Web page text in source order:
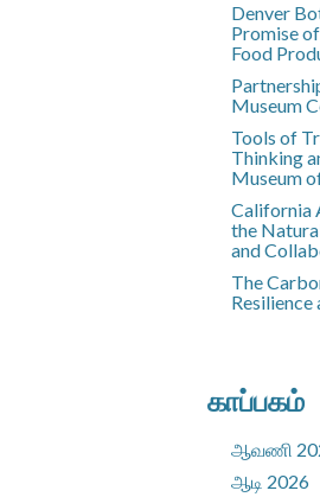
Denver
Promise
Food
Museum
Tools of
Thinking
Museum
California
the
and
The
காப்பகம்
ஆவணி
ஆடி 2026